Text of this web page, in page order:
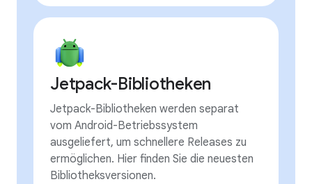
Jetpack-Bibliotheken
Jetpack-Bibliotheken werden separat
vom Android-Betriebssystem
ausgeliefert, um schnellere Releases zu
ermöglichen. Hier finden Sie die neuesten
Bibliotheksversionen.